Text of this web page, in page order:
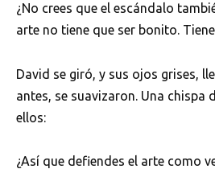
¿No crees que el escándalo
arte no tiene que ser bonito.
David se giró, y sus ojos grises,
antes, se suavizaron. Una chispa
ellos:
¿Así que defiendes el arte como